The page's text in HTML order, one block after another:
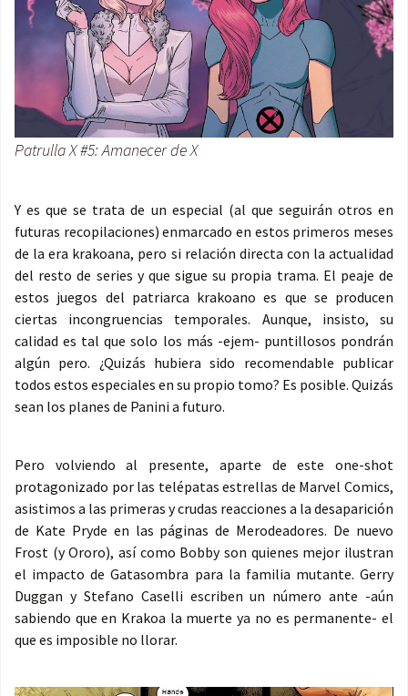
Patrulla X #5: Amanecer de X
Y es que se trata de un especial (al que seguirán otros en
futuras recopilaciones) enmarcado en estos primeros meses
de la era krakoana, pero si relación directa con la actualidad
del resto de series y que sigue su propia trama. El peaje de
estos juegos del patriarca krakoano es que se producen
ciertas incongruencias temporales. Aunque, insisto, su
calidad es tal que solo los más -ejem- puntillosos pondrán
algún pero. ¿Quizás hubiera sido recomendable publicar
todos estos especiales en su propio tomo? Es posible. Quizás
sean los planes de Panini a futuro.
Pero volviendo al presente, aparte de este one-shot
protagonizado por las telépatas estrellas de Marvel Comics,
asistimos a las primeras y crudas reacciones a la desaparición
de Kate Pryde en las páginas de Merodeadores. De nuevo
Frost (y Ororo), así como Bobby son quienes mejor ilustran
el impacto de Gatasombra para la familia mutante. Gerry
Duggan y Stefano Caselli escriben un número ante -aún
sabiendo que en Krakoa la muerte ya no es permanente- el
que es imposible no llorar.